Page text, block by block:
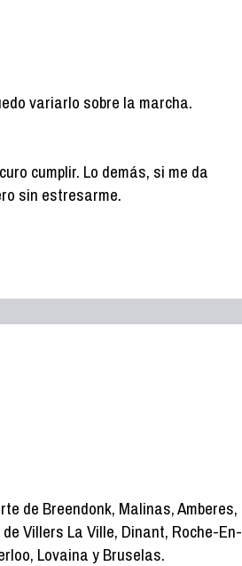
variarlo sobre la marcha.
cumplir. Lo demás, si me da
sin estresarme.
de Breendonk, Malinas, Amberes,
Villers La Ville, Dinant, Roche-En-
Lovaina y Bruselas.